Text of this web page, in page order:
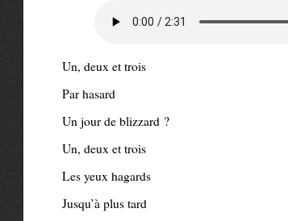
Un, deux et trois
Par hasard
Un jour de blizzard ?
Un, deux et trois
Les yeux hagards
Jusqu’à plus tard